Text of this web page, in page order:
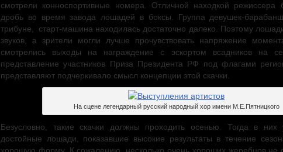
смотрели конноспортивные номера. Отличной находкой режиссера
дробь во время завода лошадей в боксы. Группа девушек-
трибуне, старт-машина находилась достаточно далеко. Поэтому
звуков, а зрители могли лучше прочувствовать напряжение
смотрелись выходы на награждение с эскортом всадников на
представление участников Приза Президента РФ под флагами
представляют подчеркивало смысл концепции этой скачки.
На сцене легендарный русский народный хор имени М.Е.Пятницкого
Безусловно, такие скачки должны проходить осенью. Тогда в них
достойные лошади, показавшие высокие результаты в течение